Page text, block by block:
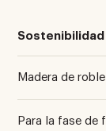
Sostenibilidad
Madera de
Para la fase de